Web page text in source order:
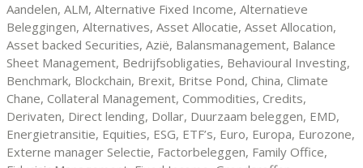
Aandelen, ALM, Alternative Fixed Income, Alternatieve
Beleggingen, Alternatives, Asset Allocatie, Asset Allocation,
Asset backed Securities, Azië, Balansmanagement, Balance
Sheet Management, Bedrijfsobligaties, Behavioural Investing,
Benchmark, Blockchain, Brexit, Britse Pond, China, Climate
Chane, Collateral Management, Commodities, Credits,
Derivaten, Direct lending, Dollar, Duurzaam beleggen, EMD,
Energietransitie, Equities, ESG, ETF’s, Euro, Europa, Eurozone,
Externe manager Selectie, Factorbeleggen, Family Office,